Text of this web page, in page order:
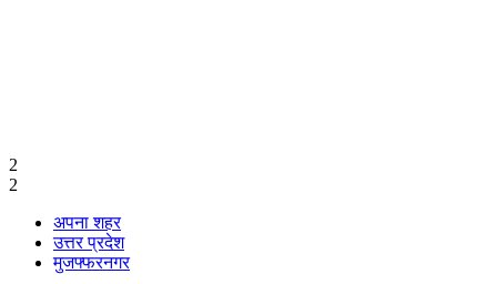
2
2
अपना शहर
उत्तर प्रदेश
मुजफ्फरनगर